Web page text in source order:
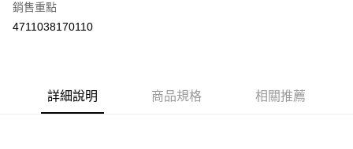
AFTEE先享後付是「在收到商品之後才付款」的支付方式。 讓您購物簡單
便利好安心！
ATM付款
銷售重點
4711038170110
詳細說明 商品規格 相關推薦